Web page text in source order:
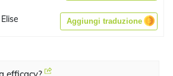
Aggiungi traduzione